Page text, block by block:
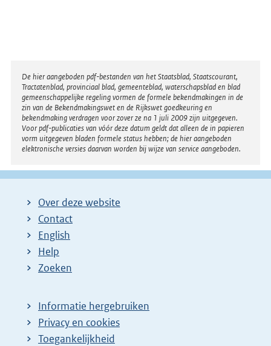
Disclaimer
De hier aangeboden pdf-bestanden van het Staatsblad, Staatscourant,
Tractatenblad, provinciaal blad, gemeenteblad, waterschapsblad en blad
gemeenschappelijke regeling vormen de formele bekendmakingen in de
zin van de Bekendmakingswet en de Rijkswet goedkeuring en
bekendmaking verdragen voor zover ze na 1 juli 2009 zijn uitgegeven.
Voor pdf-publicaties van vóór deze datum geldt dat alleen de in papieren
vorm uitgegeven bladen formele status hebben; de hier aangeboden
elektronische versies daarvan worden bij wijze van service aangeboden.
Over deze website
Contact
English
Help
Zoeken
Informatie hergebruiken
Privacy en cookies
Toegankelijkheid